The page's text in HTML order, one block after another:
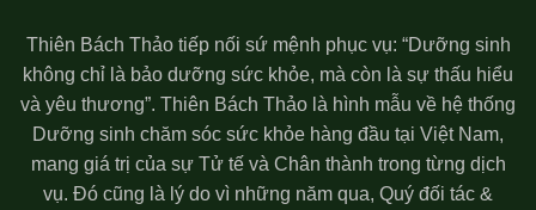
Thiên Bách Thảo tiếp nối sứ mệnh phục vụ: “Dưỡng sinh
không chỉ là bảo dưỡng sức khỏe, mà còn là sự thấu hiểu
và yêu thương”. Thiên Bách Thảo là hình mẫu về hệ thống
Dưỡng sinh chăm sóc sức khỏe hàng đầu tại Việt Nam,
mang giá trị của sự Tử tế và Chân thành trong từng dịch
vụ. Đó cũng là lý do vì những năm qua, Quý đối tác &